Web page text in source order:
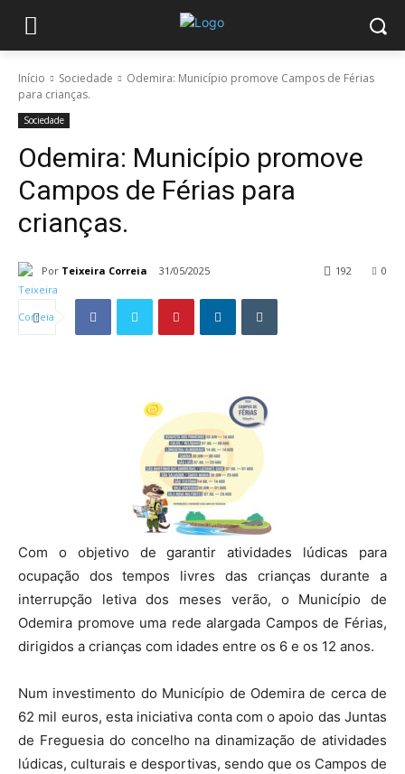
Início Sociedade
Odemira: Município promove Campos de Férias
para crianças.
Sociedade
Odemira: Município promove
Campos de Férias para
crianças.
Por Teixeira Correia 31/05/2025 0
192
Com o objetivo de garantir atividades lúdicas para
ocupação dos tempos livres das crianças durante a
interrupção letiva dos meses verão, o Município de
Odemira promove uma rede alargada Campos de Férias,
dirigidos a crianças com idades entre os 6 e os 12 anos.
Num investimento do Município de Odemira de cerca de
62 mil euros, esta iniciativa conta com o apoio das Juntas
de Freguesia do concelho na dinamização de atividades
lúdicas, culturais e desportivas, sendo que os Campos de